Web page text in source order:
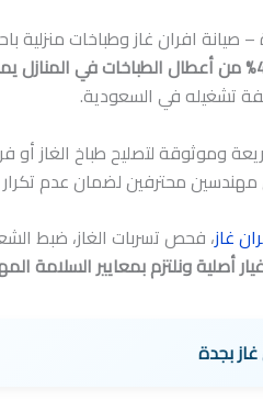
صيانة افران غاز وطباخات منزلية
تشغيله في السعودية.
وموثوقة لتصليح طباخ الغاز أو
محترفين لضمان عدم
غاز، فحص تسربات الغاز، ضبط
أصلية ونلتزم بمعايير السلامة
بجدة